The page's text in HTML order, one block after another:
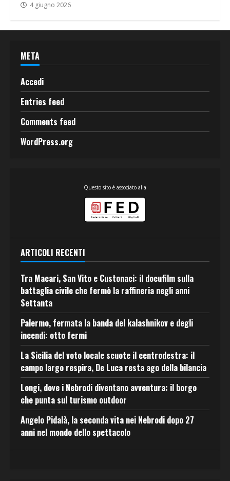
4 giugno 2026
META
Accedi
Entries feed
Comments feed
WordPress.org
Questo sito è associato alla
ARTICOLI RECENTI
Tra Macari, San Vito e Custonaci: il docufilm sulla
battaglia civile che fermò la raffineria negli anni
Settanta
Palermo, fermata la banda del kalashnikov e degli
incendi: otto fermi
La Sicilia del voto locale scuote il centrodestra: il
campo largo respira, De Luca resta ago della bilancia
Longi, dove i Nebrodi diventano avventura: il borgo
che punta sul turismo outdoor
Angelo Pidalà, la seconda vita nei Nebrodi dopo 27
anni nel mondo dello spettacolo